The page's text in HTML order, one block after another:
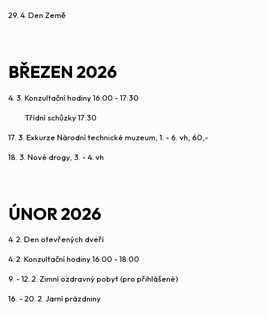
29. 4. Den Země
BŘEZEN 2026
4. 3. Konzultační hodiny 16:00 - 17:30
Třídní schůzky 17:30
17. 3. Exkurze Národní technické muzeum, 1. - 6. vh, 60,-
18. 3. Nové drogy, 3. - 4. vh
ÚNOR 2026
4. 2. Den otevřených dveří
4. 2. Konzultační hodiny 16:00 - 18:00
9. - 12. 2. Zimní ozdravný pobyt (pro přihlášené)
16. - 20. 2. Jarní prázdniny